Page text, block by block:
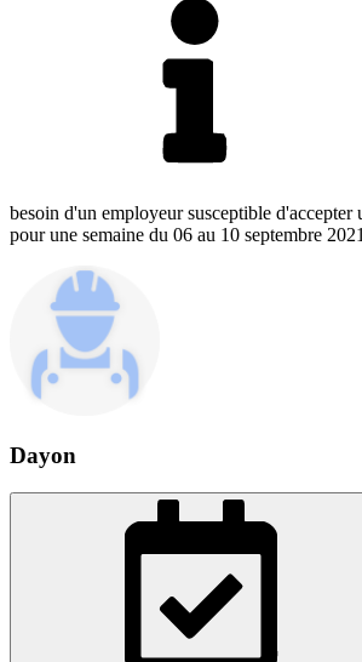
besoin d'un employeur susceptible d'accepter
pour une semaine du 06 au 10 septembre
Dayon